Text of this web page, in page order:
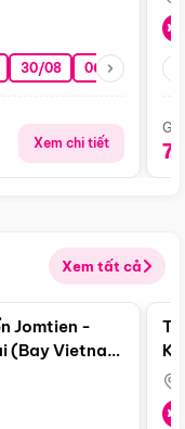
30/08 06/09 13/09
Xem chi tiết
Xem tất cả
Điểm nổi bật
Jomtien -
(Bay Vietnam